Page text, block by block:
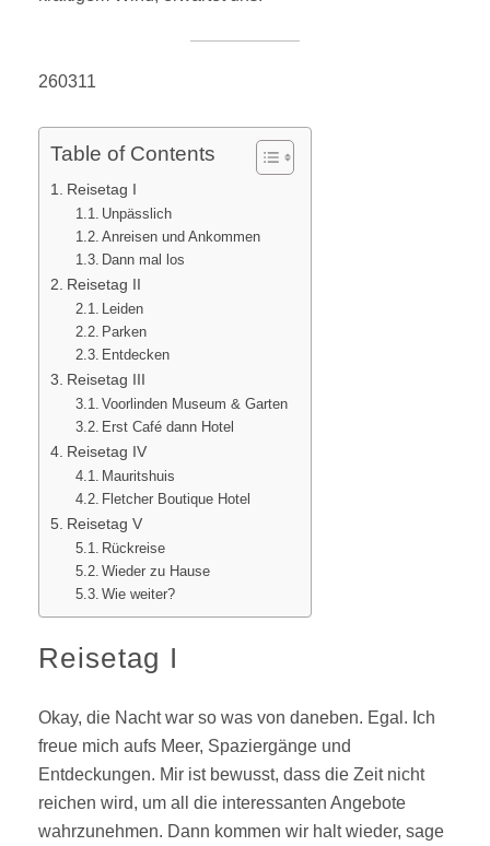
260311
Table of Contents
Reisetag I
Unpässlich
Anreisen und Ankommen
Dann mal los
Reisetag II
Leiden
Parken
Entdecken
Reisetag III
Voorlinden Museum & Garten
Erst Café dann Hotel
Reisetag IV
Mauritshuis
Fletcher Boutique Hotel
Reisetag V
Rückreise
Wieder zu Hause
Wie weiter?
Reisetag I
Okay, die Nacht war so was von daneben. Egal. Ich
freue mich aufs Meer, Spaziergänge und
Entdeckungen. Mir ist bewusst, dass die Zeit nicht
reichen wird, um all die interessanten Angebote
wahrzunehmen. Dann kommen wir halt wieder, sage